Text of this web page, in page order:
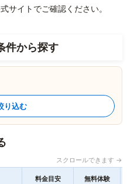
サイトでご確認ください。
件から探す
り込む
スクロールできます →
料金目安 無料体験